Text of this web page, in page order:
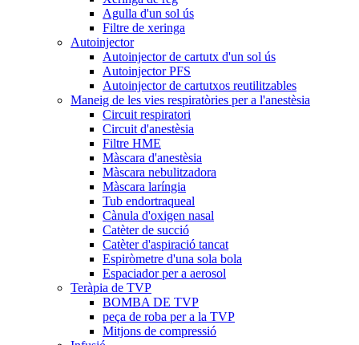
Agulla d'un sol ús
Filtre de xeringa
Autoinjector
Autoinjector de cartutx d'un sol ús
Autoinjector PFS
Autoinjector de cartutxos reutilitzables
Maneig de les vies respiratòries per a l'anestèsia
Circuit respiratori
Circuit d'anestèsia
Filtre HME
Màscara d'anestèsia
Màscara nebulitzadora
Màscara laríngia
Tub endortraqueal
Cànula d'oxigen nasal
Catèter de succió
Catèter d'aspiració tancat
Espiròmetre d'una sola bola
Espaciador per a aerosol
Teràpia de TVP
BOMBA DE TVP
peça de roba per a la TVP
Mitjons de compressió